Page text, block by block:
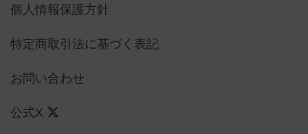
個人情報保護方針
特定商取引法に基づく表記
お問い合わせ
公式X